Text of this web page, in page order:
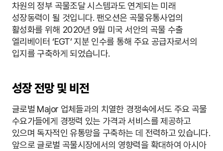
차원의 정부 곡물조달 시스템과도 연계되는 미래
성장동력이 될 것입니다. 팬오션은 곡물유통사업의
활성화를 위해 2020년 9월 미국 서안의 곡물 수출
엘리베이터 ‘EGT’ 지분 인수를 통해 주요 공급자로서의
입지를 구축하게 되었습니다.
성장 전망 및 비전
글로벌 Major 업체들과의 치열한 경쟁속에서도 주요 곡물
수요가들에게 경쟁력 있는 가격과 서비스를 제공하고
있으며 독자적인 유통망을 구축하는 데 전력하고 있습니다.
앞으로 글로벌 곡물시장에서의 영향력을 확대하여 아시아